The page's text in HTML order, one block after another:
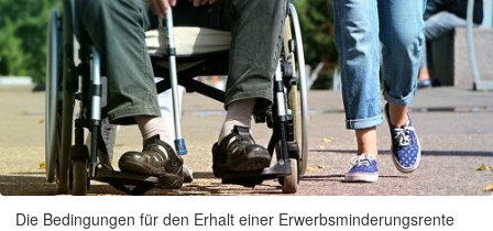
Die Bedingungen für den Erhalt einer Erwerbsminderungsrente